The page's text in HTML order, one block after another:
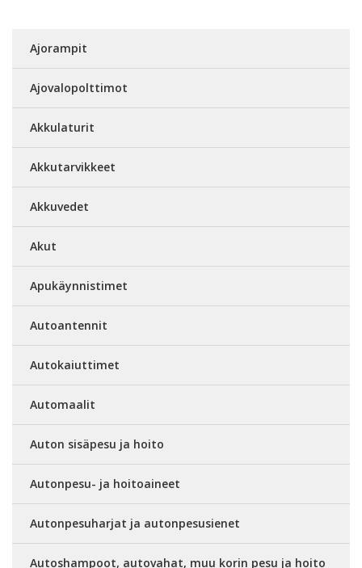
Ajorampit
Ajovalopolttimot
Akkulaturit
Akkutarvikkeet
Akkuvedet
Akut
Apukäynnistimet
Autoantennit
Autokaiuttimet
Automaalit
Auton sisäpesu ja hoito
Autonpesu- ja hoitoaineet
Autonpesuharjat ja autonpesusienet
Autoshampoot, autovahat, muu korin pesu ja hoito